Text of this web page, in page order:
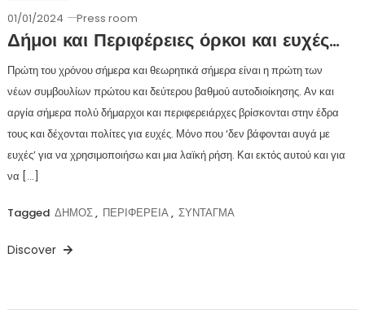
01/01/2024 Press room
Δήμοι και Περιφέρειες όρκοι και ευχές…
Πρώτη του χρόνου σήμερα και θεωρητικά σήμερα είναι η πρώτη των
νέων συμβουλίων πρώτου και δεύτερου βαθμού αυτοδιοίκησης. Αν και
αργία σήμερα πολύ δήμαρχοι και περιφερειάρχες βρίσκονται στην έδρα
τους και δέχονται πολίτες για ευχές. Μόνο που ‘δεν βάφονται αυγά με
ευχές’ για να χρησιμοποιήσω και μια λαϊκή ρήση. Και εκτός αυτού και για
να […]
Tagged ΔΗΜΟΣ, ΠΕΡΙΦΕΡΕΙΑ, ΣΥΝΤΑΓΜΑ
Discover